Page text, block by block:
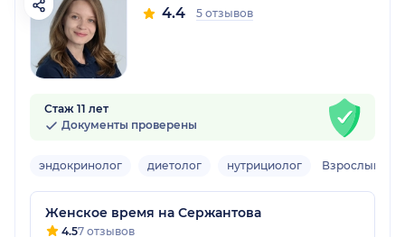
4.4 5 отзывов
Стаж 11 лет
Документы проверены
эндокринолог диетолог нутрициолог Взрослый
Женское время на Сержантова
4.57 отзывов